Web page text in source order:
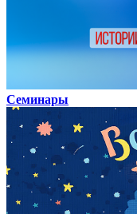
Семинары